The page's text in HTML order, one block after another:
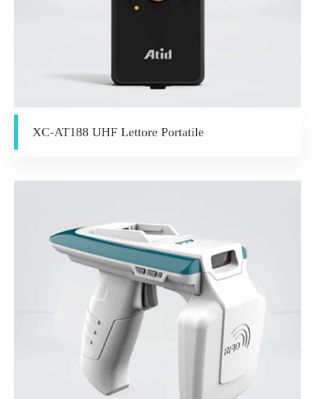
XC-AT188 UHF Lettore Portatile